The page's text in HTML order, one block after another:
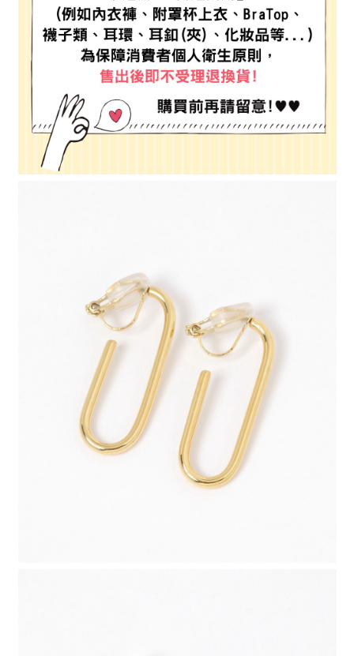
1.分期款項不併入電信帳單，「大哥付你分期」於每月結算日後寄送繳費提
醒簡訊。
2.透過簡訊連結打開帳單後，可選擇「超商條碼／台灣大直營門市／銀行轉
帳／街口支付／iPASS MONEY」等通路繳費。
【注意事項】
1.本服務係由「台灣大哥大股份有限公司」（以下簡稱本公司）所提供，讓
用戶於交易時，得透過本服務購買商品或服務，並由商店將買賣／分期付款
買賣價金債權讓與本公司後，依約使用本公司帳單繳交帳款。
2.基於同意付款使用「大哥付你分期」之契約關係目的，商店將以您的個人
資料（包含姓名、電話或地址）提供予台灣大哥大進項蒐集、處理及利用，
由本公司與您本人進行分期帳單所需資料之確認、核對及更正。
3.完整用戶服務條款，請詳閱以下連結：https://oppay.tw/userRule
【「AFTEE先享後付」結帳流程】
１．於結帳方式選擇「AFTEE先享後付」後，將跳轉至「AFTEE先享後付」
結帳頁面，進行簡訊認證並確認金額後，即可完成結帳。
２．訂單成立數日內，您將收到繳費通知簡訊。
３．收到繳費通知簡訊後14天內，點擊此簡訊中的連結，可透過四大超商／
ATM／網路銀行／等多元方式進行付款，方視為交易完成。
※ 請注意：結帳手續完成當下不需立刻繳費，但若您需要取消訂單，請聯絡
購買商品的店家。未經商家同意取消之訂單仍視為有效，需透過AFTEE先享
後付繳納相關費用。
※ 交易是否成功請以「AFTEE先享後付 」之結帳頁面顯示為準，若有關於
是否繳費成功／繳費後需取消欲退款等相關疑問，請聯繫「AFTEE先享後付
客戶支援中心」
「AFTEE先享後付」，若未經同意申辦者引起之損失，本公司不負相關責
４．使用「AFTEE先享後付」時，將依據個別帳號之用戶狀況，依本公司即
時審查核予不同之上限額度；若仍有額度不足之情形，本公司將視審查結果
請求用戶進行身份認證。
５．嚴禁一人註冊多個帳號或使用他人資訊註冊。若發現惡意使用之情形，
恩沛科技股份有限公司將有權停止該用戶之使用額度並採取法律行動。
付款後 全家取貨
每筆NT$80，滿NT$1,500(含以上)免運費
7-11 取貨付款
每筆NT$80，滿NT$1,500(含以上)免運費
付款後 7-11取貨
每筆NT$80，滿NT$1,500(含以上)免運費